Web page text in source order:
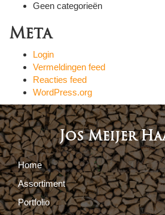
Geen categorieën
Meta
Login
Vermeldingen feed
Reacties feed
WordPress.org
Jos Meijer
Home
Assortiment
Portfolio